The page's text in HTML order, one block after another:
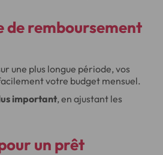
de remboursement
une plus longue période, vos
votre budget mensuel.
important, en ajustant les
un prêt